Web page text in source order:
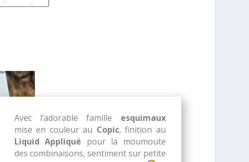
Avec l’adorable famille esquimaux
mise en couleur au Copic, finition au
Liquid Appliqué pour la moumoute
des combinaisons, sentiment sur petite